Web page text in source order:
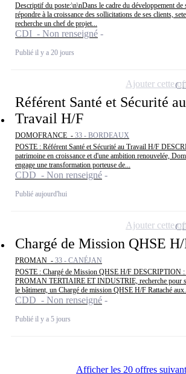
Descriptif du poste:\n\nDans le cadre du développement de
répondre à la croissance des sollicitations de ses clients,
recherche un chef de projet...
CDI - Non renseigné
Publié il y a 20 jours
Référent Santé et Sécurité au
Travail H/F
DOMOFRANCE - 33 - BORDEAUX
POSTE : Référent Santé et Sécurité au Travail H/F
patrimoine en croissance et d'une ambition renouvelée,
engage une transformation porteuse de...
CDD - Non renseigné
Publié aujourd'hui
Ajouter cette
Chargé de Mission QHSE
PROMAN - 33 - CANÉJAN
POSTE : Chargé de Mission QHSE H/F DESCRIPTION :
PROMAN TERTIAIRE ET INDUSTRIE, recherche pour
le bâtiment, un Chargé de mission QHSE H/F Rattaché aux...
CDD - Non renseigné
Publié il y a 5 jours
Ajouter cette
Afficher les 20 offres